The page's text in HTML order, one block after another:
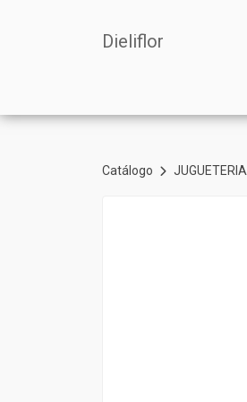
Dieliflor
Catálogo JUGUETERIA